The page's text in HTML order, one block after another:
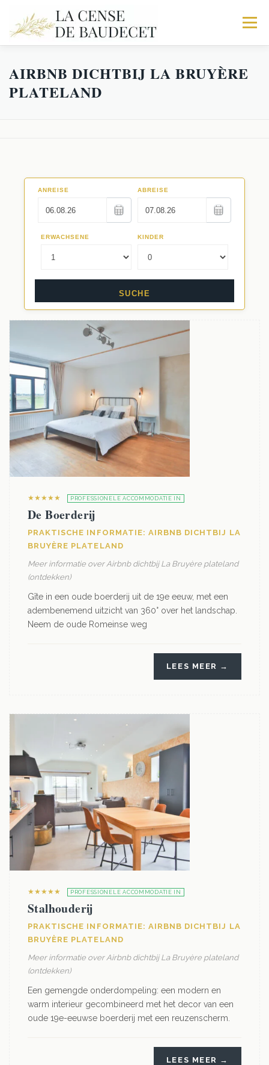
Menu
HOME DE BOERDERIJ STALHOUDERIJ
AIRBNB DICHTBIJ LA BRUYÈRE
PLATELAND
★★★★★ PROFESSIONELE ACCOMMODATIE IN
De Boerderij
PRAKTISCHE INFORMATIE: AIRBNB DICHTBIJ LA
BRUYÈRE PLATELAND
Meer informatie over Airbnb dichtbij La Bruyère plateland
(ontdekken)
Gîte in een oude boerderij uit de 19e eeuw, met een
adembenemend uitzicht van 360° over het landschap.
Neem de oude Romeinse weg
LEES MEER →
★★★★★ PROFESSIONELE ACCOMMODATIE IN
Stalhouderij
PRAKTISCHE INFORMATIE: AIRBNB DICHTBIJ LA
BRUYÈRE PLATELAND
Meer informatie over Airbnb dichtbij La Bruyère plateland
(ontdekken)
Een gemengde onderdompeling: een modern en
warm interieur gecombineerd met het decor van een
oude 19e-eeuwse boerderij met een reuzenscherm.
LEES MEER →